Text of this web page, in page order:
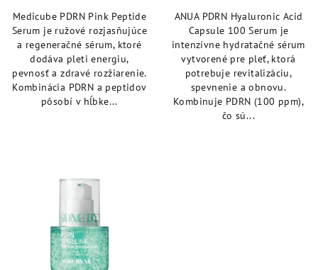
z
5
hviezdičiek.
Medicube PDRN Pink Peptide
Serum je ružové rozjasňujúce
a regeneračné sérum, ktoré
dodáva pleti energiu,
pevnosť a zdravé rozžiarenie.
Kombinácia PDRN a peptidov
pôsobí v hĺbke...
z
5
hviezdičiek.
ANUA PDRN Hyaluronic Acid
Capsule 100 Serum je
intenzívne hydratačné sérum
vytvorené pre pleť, ktorá
potrebuje revitalizáciu,
spevnenie a obnovu.
Kombinuje PDRN (100 ppm),
čo sú...